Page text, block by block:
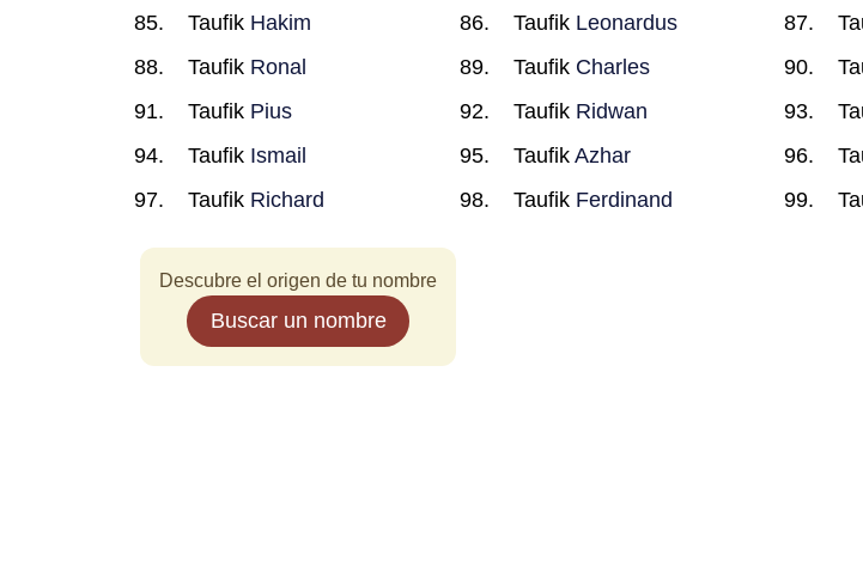
Taufik Hakim Taufik Leonardus
Taufik Ronal Taufik Charles
Taufik Pius Taufik Ridwan
Taufik Ismail Taufik Azhar
Taufik Richard Taufik Ferdinand
Descubre el origen de tu nombre
Buscar un nombre